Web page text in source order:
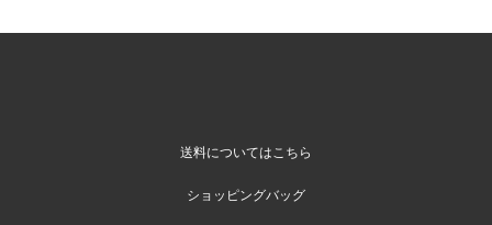
送料についてはこちら
ショッピングバッグ